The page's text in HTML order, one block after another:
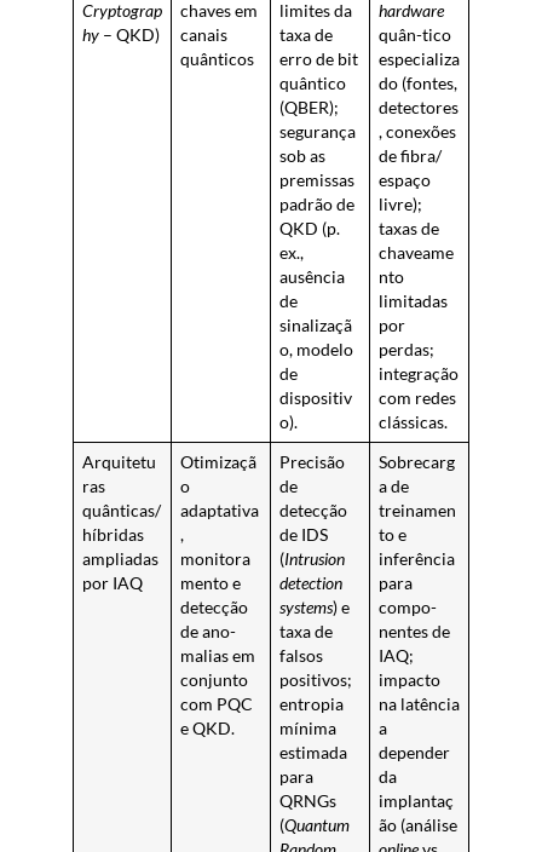
Cryptograp
hy– QKD)
chaves em
canais
quânticos
limites da
taxa de
erro de bit
quântico
(QBER);
segurança
sob as
premissas
padrão de
QKD (p.
ex.,
ausência
de
sinalizaçã
o, modelo
de
dispositiv
o).
hardware
quân-tico
especializa
do (fontes,
detectores
, conexões
de fibra/
espaço
livre);
taxas de
chaveame
nto
limitadas
por
perdas;
integração
com redes
clássicas.
Arquitetu
ras
quânticas/
híbridas
ampliadas
por IAQ
Otimizaçã
o
adaptativa
,
monitora
mento e
detecção
de ano-
malias em
conjunto
com PQC
e QKD.
Precisão
de
detecção
de IDS
(Intrusion
detection
systems) e
taxa de
falsos
positivos;
entropia
mínima
estimada
para
QRNGs
(Quantum
Sobrecarg
a de
treinamen
to e
inferência
para
compo-
nentes de
IAQ;
impacto
na latência
a
depender
da
implantaç
ão (análise